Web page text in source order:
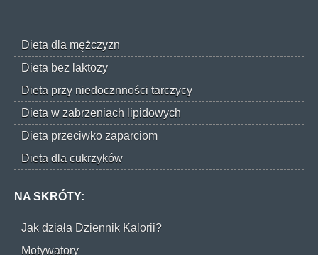
Dieta dla mężczyzn
Dieta bez laktozy
Dieta przy niedocznności tarczycy
Dieta w zabrzeniach lipidowych
Dieta przeciwko zaparciom
Dieta dla cukrzyków
NA SKRÓTY:
Jak działa Dziennik Kalorii?
Motywatory